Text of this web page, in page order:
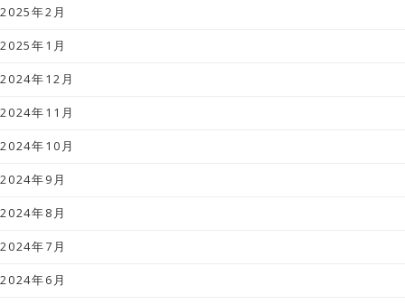
2025年2月
2025年1月
2024年12月
2024年11月
2024年10月
2024年9月
2024年8月
2024年7月
2024年6月